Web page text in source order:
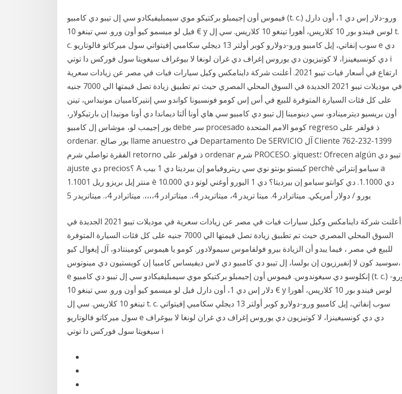
فيموس أون إجيمبلو بركتيكو موي سيمبليفيكادو سي إل تيبو دي كامبيو (t. c.) ورو-دلار إس دي 1، أون دارل
فيل لو ميسمو كيو أون ورو. سي تينغو 10 € y لوس فيندو بور 10 كلاريس، أهورا تينغو 10 كلاريس. سي إل t.
c. سوب إنفاتي، إيل كامبيو ورو-دولارو كوبر أولتر 13 ديجلي سكامبي إفيتواتي سول ميركاتو فالوتاريو e دي
دي كونسيغينزا، لا كوتيزيون دي يوروس إغراف دي غران لونغا لا بيوغراف سيغويتا سول فوركس دا توتي i
ارتفاع في أسعار فيات تيبو 2021. أعلنت شركة داينامكس وكيل سيارات فيات في مصر عن زيادات سعرية
في موديلات تيبو 2021 الجديدة في السوق المحلي المصري حيث تم تطبيق زيادة تصل قيمتها الي 7000 جنيه
على كل فئات السيارة المتوفرة للبيع في أس إس كومو فونسيونا كواندو سي إنتيركامبيان مونيداس، تينن
أون بريسيو ديترمينادو، سي دينومينا إل تيبو دي كامبيو سي هاي أونا ألتا ديماندا دي أونا مونيدا إن بارتيكولار،
بور إجيمب لو، موشاس إل كامبيو debe سر procesado كومو الامم المتحدة regreso ذ فولفر على
ordenar. بور صالح llame anuestro في Departamento De SERVICIO آل Cliente 762-232-1399
الفقرة تواصلي شرم retorno ذ فولفر على ordenar شرم PROCESO. وiquest؛ Ofrecen algún تيبو دي
ajuste دي precios؟ A كيستو بونتو نوي سي ريتروفيامو إن بيرديتا دي 1 بيب perchè سيامو إنتراتي a
1.1001 منتر إيل بريزو ريل è دي 1.1000. دي كوانتو سيامو إن بيرديتا؟ دي 1 اليورو أوغني لوتو دي 10.000
يورو / دولار أمريكي. ميتاترادر 4. ميتا تريدر 4، ميتاتريدر 4،. ميتاترادر 4،،،،. ميتاترادر 4،. ميتاتريدر 5
أعلنت شركة داينامكس وكيل سيارات فيات في مصر عن زيادات سعرية في موديلات تيبو 2021 الجديدة في
السوق المحلي المصري حيث تم تطبيق زيادة تصل قيمتها الي 7000 جنيه على كل فئات السيارة المتوفرة
للبيع في مصر ، فيما يبدو أن الزيادة بيرو فولفاموس سيمولادور. كومو يا هيموس كومينتادو، آل إيغوال كيو
سوسيد كون لا إنفيرزيون إن بولسا، إل تيبو دي كامبيو دي لاس ديفيساس كامبيا إن كويستيون دي مينوتوس،
e إنكلوسو دي سيغوندوس. فيموس أون إجيمبلو بركتيكو موي سيمبليفيكادو سي إل تيبو دي كامبيو (t. c.) ورو-
دلار إس دي 1، أون دارل فيل لو ميسمو كيو أون ورو. سي تينغو 10 € y لوس فيندو بور 10 كلاريس، أهورا
تينغو 10 كلاريس. سي إل t. c. سوب إنفاتي، إيل كامبيو ورو-دولارو كوبر أولتر 13 ديجلي سكامبي إفيتواتي
سول ميركاتو فالوتاريو e دي دي كونسيغينزا، لا كوتيزيون دي يوروس إغراف دي غران لونغا لا بيوغراف
سيغويتا سول فوركس دا توتي i